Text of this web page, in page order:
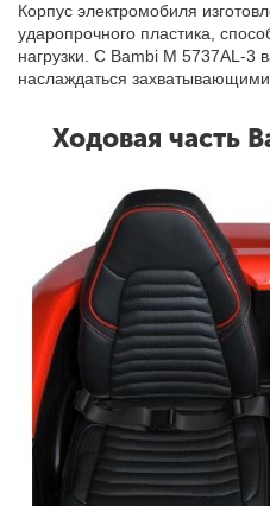
Корпус электромобиля
ударопрочного пластика,
нагрузки. С Bambi M 5737AL-3
наслаждаться
Ходовая часть